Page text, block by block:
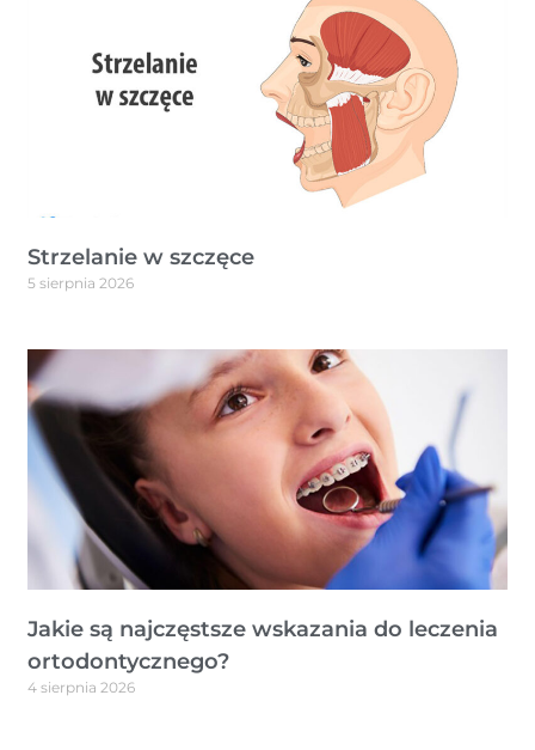
Strzelanie w szczęce
5 sierpnia 2026
Jakie są najczęstsze wskazania do leczenia
ortodontycznego?
4 sierpnia 2026